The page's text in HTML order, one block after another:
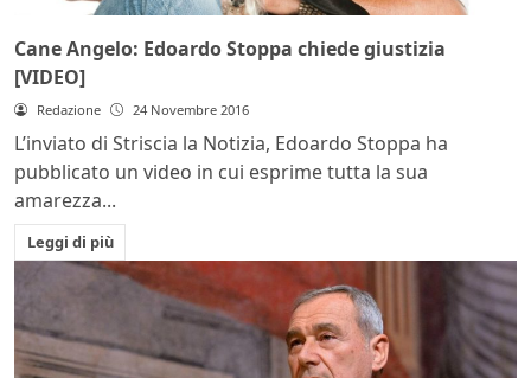
Cane Angelo: Edoardo Stoppa chiede giustizia
[VIDEO]
Redazione 24 Novembre 2016
L’inviato di Striscia la Notizia, Edoardo Stoppa ha
pubblicato un video in cui esprime tutta la sua
amarezza...
Leggi di più